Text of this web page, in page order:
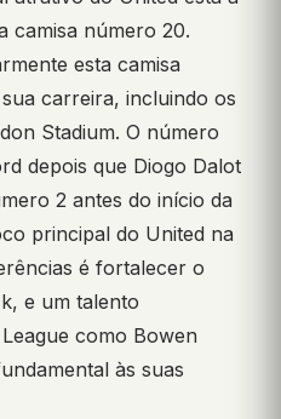
camisa número 20.
esta camisa
carreira, incluindo os
Stadium. O número
depois que Diogo Dalot
2 antes do início da
principal do United na
é fortalecer o
e um talento
como Bowen
às suas